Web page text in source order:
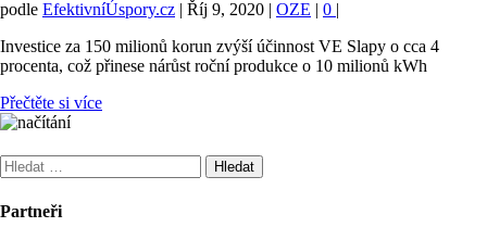
podle EfektivníÚspory.cz | Říj 9, 2020 | OZE | 0 |
Investice za 150 milionů korun zvýší účinnost VE Slapy o cca 4
procenta, což přinese nárůst roční produkce o 10 milionů kWh
Přečtěte si více
Vyhledávání
Partneři